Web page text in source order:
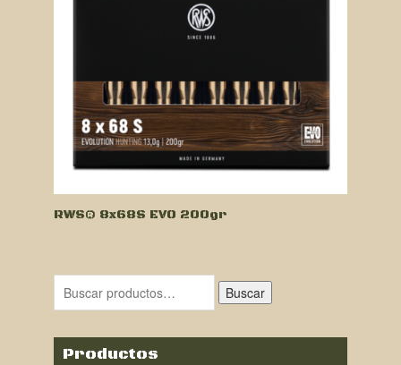
RWS® 8x68S EVO 200gr
Buscar
Productos